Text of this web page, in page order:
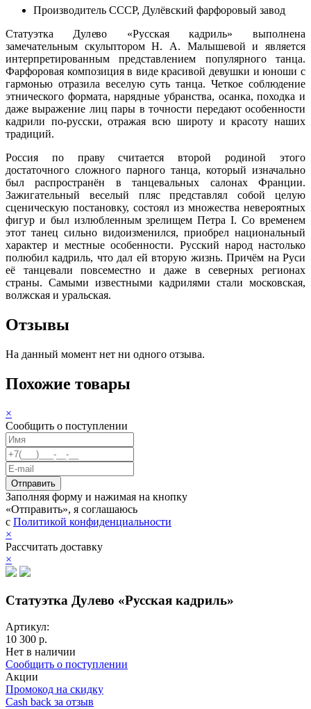
Производитель СССР, Дулёвский фарфоровый завод
Статуэтка Дулево «Русская кадриль» выполнена
замечательным скульптором Н. А. Малышевой и является
интерпретированным представлением популярного танца.
Фарфоровая композиция в виде красивой девушки и юноши с
гармонью отразила веселую суть танца. Четкое соблюдение
этнического формата, нарядные убранства, осанка, походка и
даже выражение лиц пары в точности передают особенности
кадрили по-русски, отражая всю широту и красоту наших
традиций.
Россия по праву считается второй родиной этого
достаточного сложного парного танца, который изначально
был распространён в танцевальных салонах Франции.
Зажигательный веселый пляс представлял собой целую
сценическую постановку, состоял из множества невероятных
фигур и был излюбленным зрелищем Петра I. Со временем
этот танец сильно видоизменился, приобрел национальный
характер и местные особенности. Русский народ настолько
полюбил кадриль, что дал ей вторую жизнь. Причём на Руси
её танцевали повсеместно и даже в северных регионах
страны. Самыми известными кадрилями стали московская,
волжская и уральская.
Отзывы
На данный момент нет ни одного отзыва.
Похожие товары
×
Сообщить о поступлении
Заполняя форму и нажимая на кнопку
«Отправить», я соглашаюсь
с Политикой конфиденциальности
×
Рассчитать доставку
×
Статуэтка Дулево «Русская кадриль»
Артикул:
10 300 р.
Нет в наличии
Сообщить о поступлении
Акции
Промокод на скидку
Cash back за отзыв